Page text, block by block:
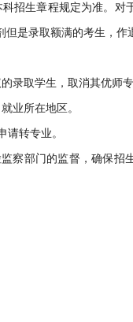
招生章程规定为准。对
是录取额满的考生，作
录取学生，取消其优师专
业所在地区。
转专业。
察部门的监督，确保招